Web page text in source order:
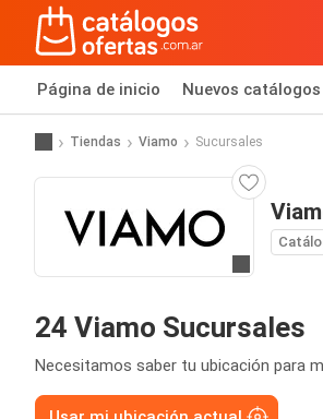
Página de inicio Nuevos catálogos
Tiendas Viamo Sucursales
24 Viamo Sucursales
Necesitamos saber tu ubicación para